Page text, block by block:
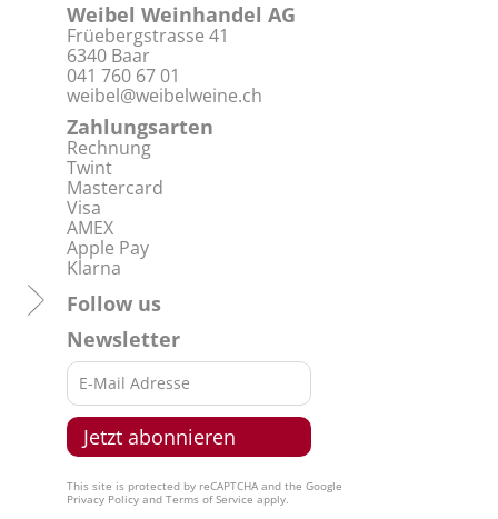
Weibel Weinhandel AG
Früebergstrasse 41
6340 Baar
041 760 67 01
weibel@weibelweine.ch
Zahlungsarten
Rechnung
Twint
Mastercard
Visa
AMEX
Apple Pay
Klarna
Follow us
Newsletter
This site is protected by reCAPTCHA and the Google
Privacy Policy and Terms of Service apply.